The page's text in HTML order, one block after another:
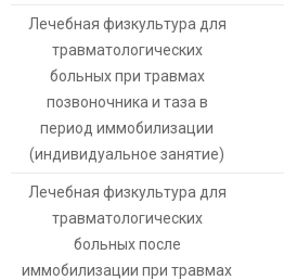
Лечебная физкультура для
травматологических
больных при травмах
позвоночника и таза в
период иммобилизации
(индивидуальное занятие)
Лечебная физкультура для
травматологических
больных после
иммобилизации при травмах